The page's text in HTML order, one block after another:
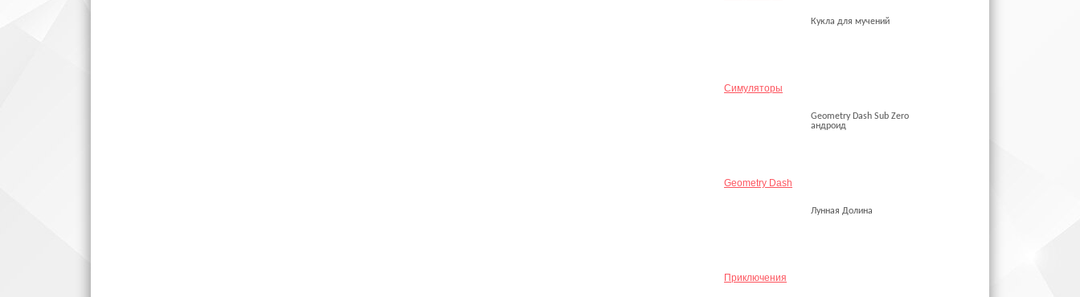
Кукла для мучений
Симуляторы
Geometry Dash Sub Zero
андроид
Geometry Dash
Лунная Долина
Приключения